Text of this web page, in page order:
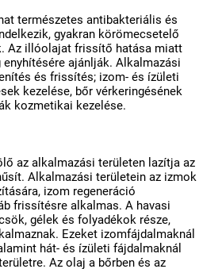
természetes antibakteriális és
gyakran körömecsetelő
Az illóolajat frissítő hatása miatt
ajánlják. Alkalmazási
és frissítés; izom- és ízületi
kezelése, bőr vérkeringésének
kozmetikai kezelése.
az alkalmazási területen lazítja az
Alkalmazási területein az izmok
izom regeneráció
frissítésre alkalmas. A havasi
gélek és folyadékok része,
Ezeket izomfájdalmaknál
hát- és ízületi fájdalmaknál
Az olaj a bőrben és az